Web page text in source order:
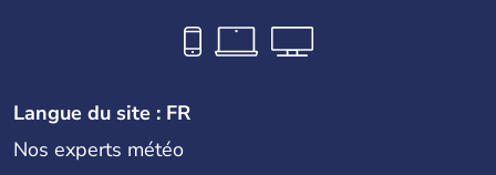
Langue du site : FR
Nos experts météo